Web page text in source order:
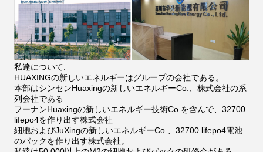
私達について:
HUAXINGの新しいエネルギーはグループの会社である。
本部はシンセンHuaxingの新しいエネルギーCo.、株式会社の系
列会社である
フーナンHuaxingの新しいエネルギー技術Co.を含んで、32700
lifepo4を作り出す株式会社
細胞およびJuXingの新しいエネルギーCo.、32700 lifepo4電池
のパックを作り出す株式会社。